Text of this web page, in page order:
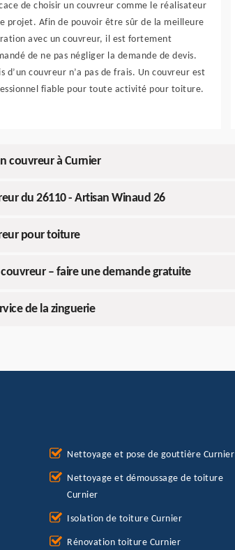
de choisir un couvreur comme le réalisateur
projet. Afin de pouvoir être sûr de la meilleure
avec un couvreur, il est fortement
de ne pas négliger la demande de devis.
d’un couvreur n’a pas de frais. Un couvreur est
fiable pour toute activité pour toiture.
couvreur à Curnier
du 26110 - Artisan Winaud 26
pour toiture
couvreur – faire une demande gratuite
de la zinguerie
Nettoyage et pose de gouttière Curnier
Nettoyage et démoussage de toiture
Curnier
Isolation de toiture Curnier
Rénovation toiture Curnier